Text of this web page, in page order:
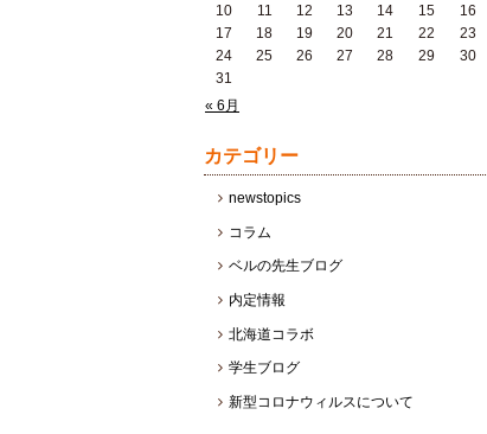
パティシエ科 調理師科
« 6月
10
11 12 13 14 15
16
17
18 19 20 21 22
23
24
25 26 27 28 29
30
31
カテゴリー
newstopics
コラム
ベルの先生ブログ
内定情報
北海道コラボ
学生ブログ
新型コロナウィルスについて